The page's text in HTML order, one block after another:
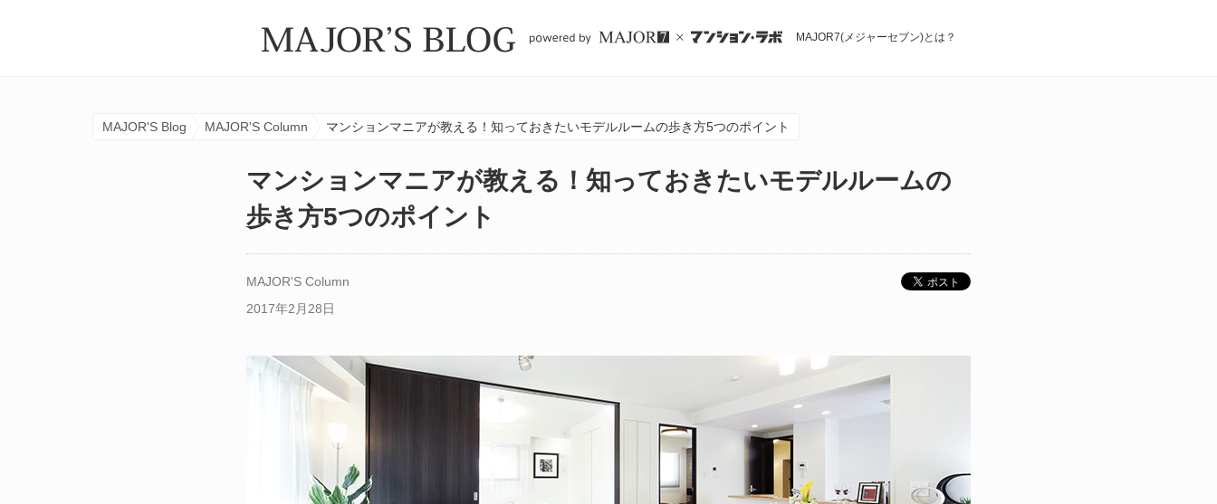
MAJOR7(メジャーセブン)とは？
MAJOR'S Blog MAJOR'S Column マンションマニアが教える！知っておきたいモデルルームの歩き方5つのポイント
マンションマニアが教える！知っておきたいモデルルームの
歩き方5つのポイント
MAJOR'S Column
2017年2月28日